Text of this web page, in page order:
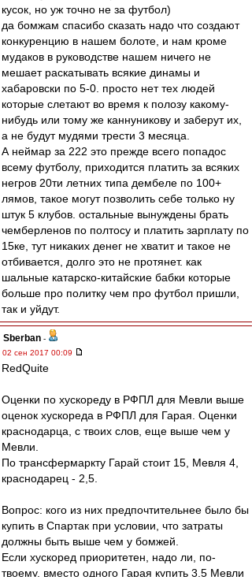
кусок, но уж точно не за футбол)
да бомжам спасибо сказать надо что создают
конкуренцию в нашем болоте, и нам кроме
мудаков в руководстве нашем ничего не
мешает раскатывать всякие динамы и
хабаровски по 5-0. просто нет тех людей
которые слетают во время к полозу какому-
нибудь или тому же каннуникову и заберут их,
а не будут мудями трести 3 месяца.
А неймар за 222 это прежде всего попадос
всему футболу, приходится платить за всяких
негров 20ти летних типа дембеле по 100+
лямов, такое могут позволить себе только ну
штук 5 клубов. остальные вынуждены брать
чемберленов по полтосу и платить зарплату по
15ке, тут никаких денег не хватит и такое не
отбивается, долго это не протянет. как
шальные катарско-китайские бабки которые
больше про политку чем про футбол пришли,
так и уйдут.
Sberban -
02 сен 2017 00:09
RedQuite
Оценки по хускореду в РФПЛ для Мевли выше
оценок хускореда в РФПЛ для Гарая. Оценки
краснодарца, с твоих слов, еще выше чем у
Мевли.
По трансфермаркту Гарай стоит 15, Мевля 4,
краснодарец - 2,5.
Вопрос: кого из них предпочтительнее было бы
купить в Спартак при условии, что затраты
должны быть выше чем у бомжей.
Если хускоред приоритетен, надо ли, по-
твоему, вместо одного Гарая купить 3,5 Мевли